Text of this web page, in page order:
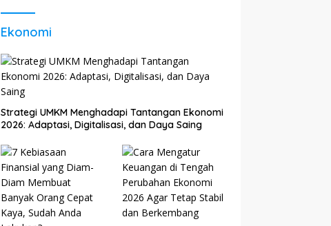
Ekonomi
Strategi UMKM Menghadapi Tantangan Ekonomi
2026: Adaptasi, Digitalisasi, dan Daya Saing